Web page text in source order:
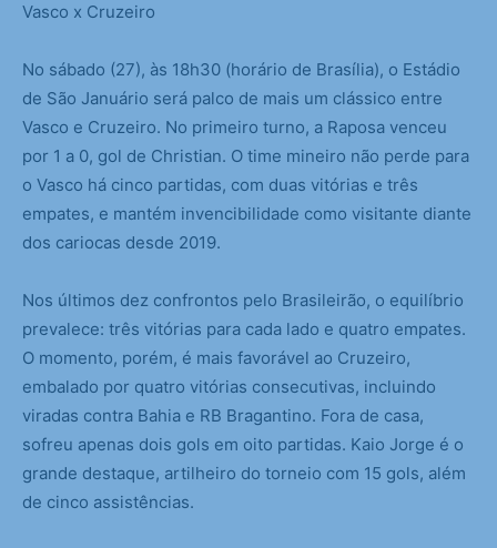
Vasco x Cruzeiro
No sábado (27), às 18h30 (horário de Brasília), o Estádio
de São Januário será palco de mais um clássico entre
Vasco e Cruzeiro. No primeiro turno, a Raposa venceu
por 1 a 0, gol de Christian. O time mineiro não perde para
o Vasco há cinco partidas, com duas vitórias e três
empates, e mantém invencibilidade como visitante diante
dos cariocas desde 2019.
Nos últimos dez confrontos pelo Brasileirão, o equilíbrio
prevalece: três vitórias para cada lado e quatro empates.
O momento, porém, é mais favorável ao Cruzeiro,
embalado por quatro vitórias consecutivas, incluindo
viradas contra Bahia e RB Bragantino. Fora de casa,
sofreu apenas dois gols em oito partidas. Kaio Jorge é o
grande destaque, artilheiro do torneio com 15 gols, além
de cinco assistências.